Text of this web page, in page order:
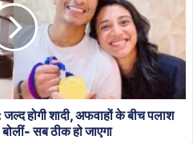
शादी, अफवाहों के बीच पलाश
बोलीं- सब ठीक हो जाएगा